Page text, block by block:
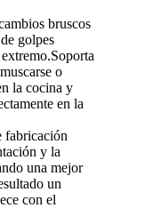
bruscos
golpes
o
la cocina y
en la
fabricación
y la
una mejor
un
con el